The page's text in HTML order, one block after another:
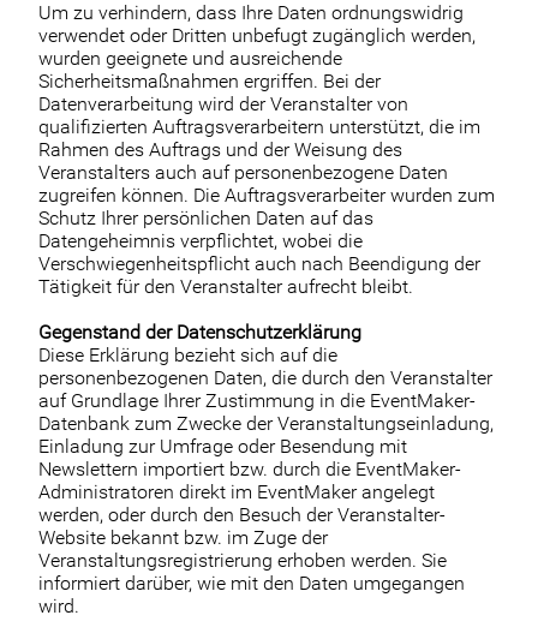
Um zu verhindern, dass Ihre Daten ordnungswidrig
verwendet oder Dritten unbefugt zugänglich werden,
wurden geeignete und ausreichende
Sicherheitsmaßnahmen ergriffen. Bei der
Datenverarbeitung wird der Veranstalter von
qualifizierten Auftragsverarbeitern unterstützt, die im
Rahmen des Auftrags und der Weisung des
Veranstalters auch auf personenbezogene Daten
zugreifen können. Die Auftragsverarbeiter wurden zum
Schutz Ihrer persönlichen Daten auf das
Datengeheimnis verpflichtet, wobei die
Verschwiegenheitspflicht auch nach Beendigung der
Tätigkeit für den Veranstalter aufrecht bleibt.
Gegenstand der Datenschutzerklärung
Diese Erklärung bezieht sich auf die
personenbezogenen Daten, die durch den Veranstalter
auf Grundlage Ihrer Zustimmung in die EventMaker-
Datenbank zum Zwecke der Veranstaltungseinladung,
Einladung zur Umfrage oder Besendung mit
Newslettern importiert bzw. durch die EventMaker-
Administratoren direkt im EventMaker angelegt
werden, oder durch den Besuch der Veranstalter-
Website bekannt bzw. im Zuge der
Veranstaltungsregistrierung erhoben werden. Sie
informiert darüber, wie mit den Daten umgegangen
wird.